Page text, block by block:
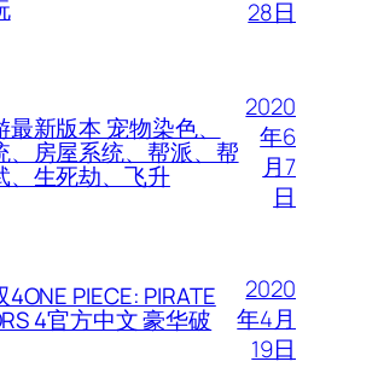
28日
新版本 宠物染色、
、房屋系统、帮派、帮
、生死劫、飞升
2020
年6
月7
日
PIECE: PIRATE
4官方中文 豪华破
2020
年4月
19日